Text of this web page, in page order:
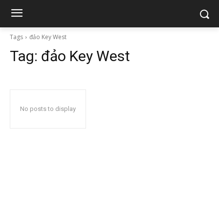
Tags đảo Key West
Tag: đảo Key West
No posts to display